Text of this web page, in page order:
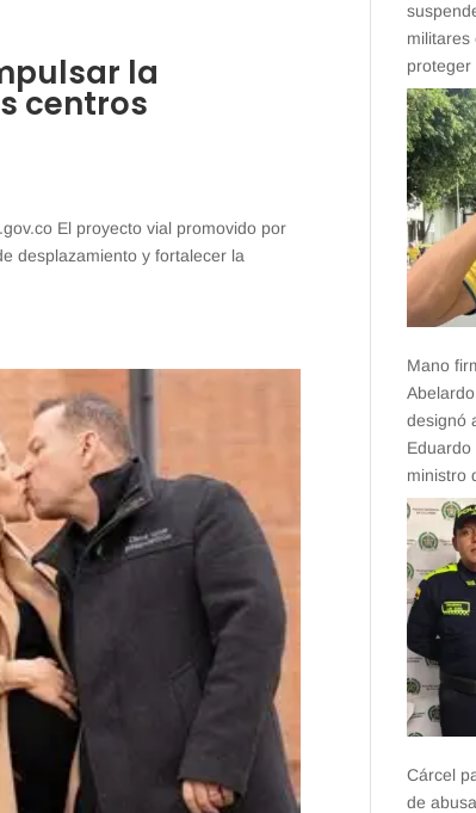
la
centros
El proyecto vial promovido por
desplazamiento y fortalecer la
militares
proteger
Mano
designó
ministro
Cárcel
de